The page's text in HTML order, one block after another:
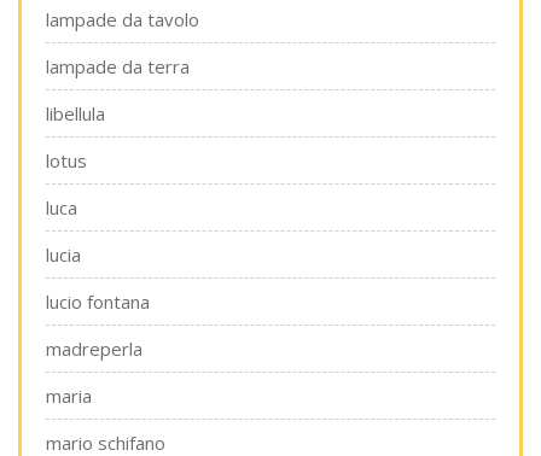
lampade da tavolo
lampade da terra
libellula
lotus
luca
lucia
lucio fontana
madreperla
maria
mario schifano